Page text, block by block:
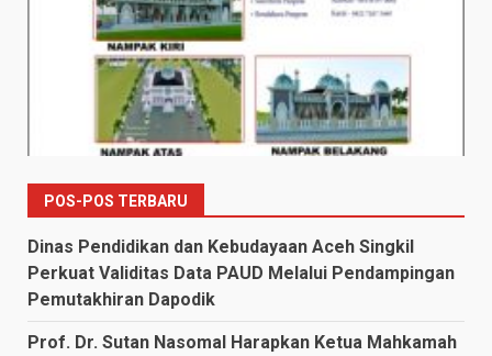
POS-POS TERBARU
Dinas Pendidikan dan Kebudayaan Aceh Singkil
Perkuat Validitas Data PAUD Melalui Pendampingan
Pemutakhiran Dapodik
Prof. Dr. Sutan Nasomal Harapkan Ketua Mahkamah